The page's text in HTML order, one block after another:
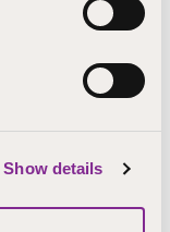
Show details
jolla voit